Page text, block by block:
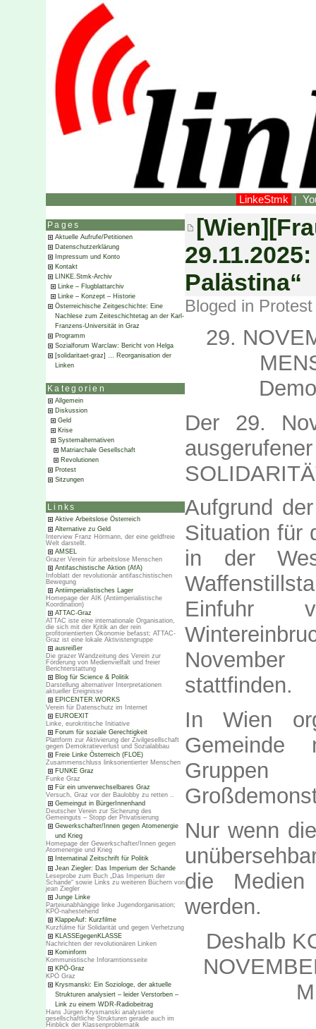
LinkeStmk |
Pages
Aktuelle Aufrufe/Petitionen
Datenschutzerklärung
Impressum und Konto
Kontakt
LINKE.Stmk-Archiv
Linke – Flugblattarchiv
Linke – Konzept – Historie
Österreichische Zeitgeschichte: Eine
Nachlese zum Zeiteschichtetag an der Karl-
Franzens-Universität in Graz
Programm
Sozialforum Warclaw: Bericht von Helga
[solidaritaet-graz] … Reorganisation der
Linken
Kategorien
Allgemein
Diskussion
Geld
Krise
Systemalternativen
Matriarchale Gesellschaft
Revolutionen
Protest
Sitzungen
Links
Aktive Arbeitslose Österreich
Alternative zu Geld
Interview Franz Hörmann, der eine geldfreie
Welt darstellt.
AMSEL
Grazer Verein für arbeitslose Menschen
Antifaschistische Aktion (AfA)
Infoblatt der revolutionär antifaschistischen
Bewegung
Antiimperialistisches Lager
Homepage der AIK (Antiimperialistische
Koordination)
ATTAC-Graz
ATTAC iste eine internationale Organisation,
die sich mit der Kritik an der rein
profitorientierten Ökonomie befasst; ATTAC-
Graz ist eine lokale Aktivistengruppe
ausreißer
Die grazer Wandzeitung des Verein zur
Förderung von Medienvielfalt und freier
Berichterstattung
Blog für Science & Politik
Darstellung alternativer Interpretationen
aktueller Ereignisse
EPICENTER.WORKS
Verein für Datenschutz im Internet
EUROEXIT
Linke, eurokritische Initiative
Forum für soziale Gerechtigkeit
Plattform zur Aktivierung der Zivilgesellschaft
gegen Demokratieverlust und Sozialabbau
Freie Linke Österreich (FLOE)
Zusammenschluss linksorientierter Menschen
FUNKE Graz
Funke Graz
Für ein unverwechselbares Graz
Versuch, Graz vor der Baulobby zu retten ..
Gemeingut in BürgerInnenhand
Deutscher Verein zur Sicherung des
Gemeinguts – Stopp der Privatisierung
Gewerkschafter/Innen gegen Atomenergie
und Krieg
Homepage der Gewerkschafter/Innen gegen
Atomenergie und Krieg
Internatinal Zeitschrift für Politik
Jean Ziegler: Das Imperium der Schande
Leseprobe zum Buch „Das Imperium der
Schande“ sowie Links zu weiteren Büchern von
jean Ziegler
Junge Linke
Parteiunabhängige linke Jugendorganisation;
KPÖ-nahestehend
KlappeAuf: Kurzfilme
Kurzfülme für Solidarität und gegen Verhetzung
KLASSEgegenKLASSE
Nachrichten der revolutionären Linken
Kominform
Kommunistische Inforamtionsseite
KPÖ-Graz
KPÖ Graz
Krysmanski: Ein Soziologe, der aktuelle
Strukturen analysiert – leider Verstorben –
Link zu einem WDR-Radiobeitrag
Hans Jürgen Krysmanski analysierte
gesellschaftliche Strukturen gerade auch im
Hinblick der Klassenproblematik
Palästina“
Bloged in Protest
29.
Der 29.
Aufgrund
Situation für
in der
Einfuhr
stattfinden.
In Wien
Gemeinde
Nur wenn
die
werden.
Deshalb